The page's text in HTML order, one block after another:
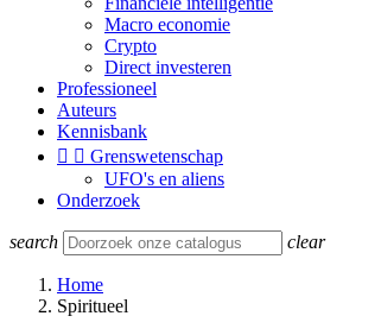
Macro economie
Crypto
Direct investeren
Professioneel
Auteurs
Kennisbank
  Grenswetenschap
UFO's en aliens
Onderzoek
search clear
Home
Spiritueel